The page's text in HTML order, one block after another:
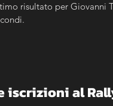
risultato per Giovanni
iscrizioni al